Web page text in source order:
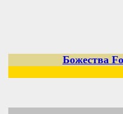
Божества